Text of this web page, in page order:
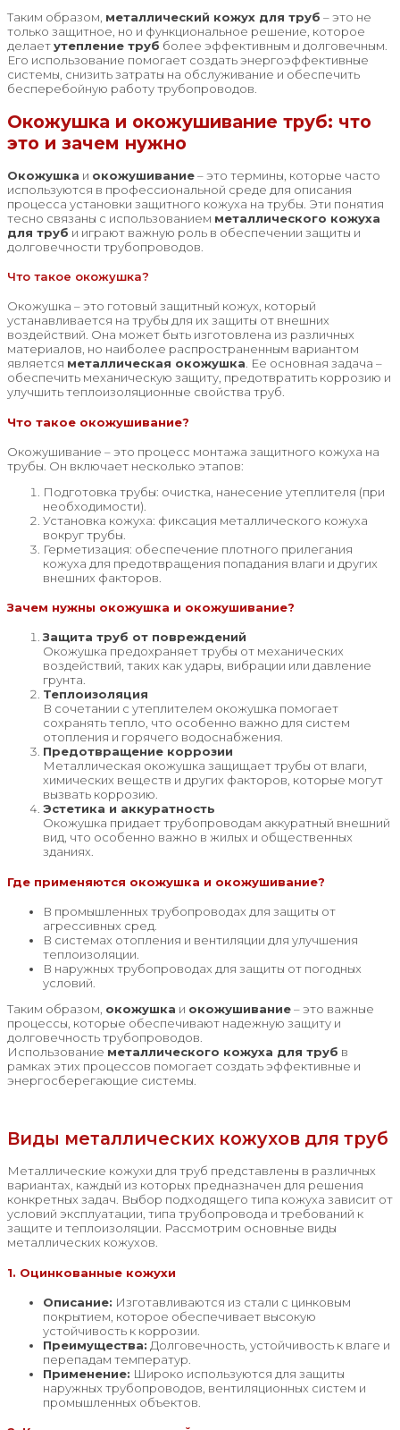
Таким образом, металлический кожух для труб – это не
только защитное, но и функциональное решение, которое
делаетутепление труб более эффективным и долговечным.
Его использование помогает создать энергоэффективные
системы, снизить затраты на обслуживание и обеспечить
бесперебойную работу трубопроводов.
Окожушка и окожушивание труб: что
это и зачем нужно
Окожушка и окожушивание– это термины, которые часто
используются в профессиональной среде для описания
процесса установки защитного кожуха на трубы. Эти понятия
тесно связаны с использованием металлического кожуха
для труб и играют важную роль в обеспечении защиты и
долговечности трубопроводов.
Что такое окожушка?
Окожушка – это готовый защитный кожух, который
устанавливается на трубы для их защиты от внешних
воздействий. Она может быть изготовлена из различных
материалов, но наиболее распространенным вариантом
является металлическая окожушка. Ее основная задача –
обеспечить механическую защиту, предотвратить коррозию и
улучшить теплоизоляционные свойства труб.
Что такое окожушивание?
Окожушивание – это процесс монтажа защитного кожуха на
трубы. Он включает несколько этапов:
Подготовка трубы: очистка, нанесение утеплителя (при
необходимости).
Установка кожуха: фиксация металлического кожуха
вокруг трубы.
Герметизация: обеспечение плотного прилегания
кожуха для предотвращения попадания влаги и других
внешних факторов.
Зачем нужны окожушка и окожушивание?
Защита труб от повреждений
Окожушка предохраняет трубы от механических
воздействий, таких как удары, вибрации или давление
грунта.
Теплоизоляция
В сочетании с утеплителем окожушка помогает
сохранять тепло, что особенно важно для систем
отопления и горячего водоснабжения.
Предотвращение коррозии
Металлическая окожушка защищает трубы от влаги,
химических веществ и других факторов, которые могут
вызвать коррозию.
Эстетика и аккуратность
Окожушка придает трубопроводам аккуратный внешний
вид, что особенно важно в жилых и общественных
зданиях.
Где применяются окожушка и окожушивание?
В промышленных трубопроводах для защиты от
агрессивных сред.
В системах отопления и вентиляции для улучшения
теплоизоляции.
В наружных трубопроводах для защиты от погодных
условий.
Таким образом, окожушка и окожушивание– это важные
процессы, которые обеспечивают надежную защиту и
долговечность трубопроводов.
Использование металлического кожуха для труб в
рамках этих процессов помогает создать эффективные и
энергосберегающие системы.
Виды металлических кожухов для труб
Металлические кожухи для труб представлены в различных
вариантах, каждый из которых предназначен для решения
конкретных задач. Выбор подходящего типа кожуха зависит от
условий эксплуатации, типа трубопровода и требований к
защите и теплоизоляции. Рассмотрим основные виды
металлических кожухов.
1. Оцинкованные кожухи
Описание: Изготавливаются из стали с цинковым
покрытием, которое обеспечивает высокую
устойчивость к коррозии.
Преимущества: Долговечность, устойчивость к влаге и
перепадам температур.
Применение: Широко используются для защиты
наружных трубопроводов, вентиляционных систем и
промышленных объектов.